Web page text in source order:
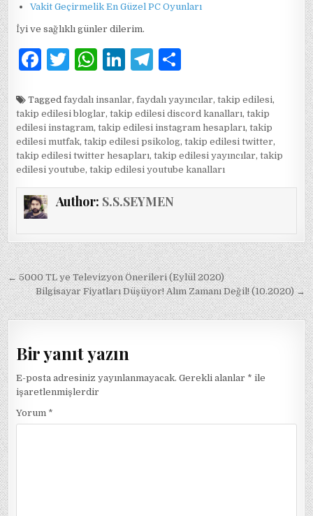
Vakit Geçirmelik En Güzel PC Oyunları
İyi ve sağlıklı günler dilerim.
F
c
e
b
o
o
k
T
it
te
r
W
at
s
A
p
p
Li
k
e
dI
n
T
e
g
ra
m
ar
e
Taggedfaydalı insanlar,faydalı yayıncılar,takip edilesi,
takip edilesi bloglar,takip edilesi discord kanalları,takip
edilesi instagram,takip edilesi instagram hesapları,takip
edilesi mutfak,takip edilesi psikolog,takip edilesi twitter,
takip edilesi twitter hesapları,takip edilesi yayıncılar,takip
edilesi youtube,takip edilesi youtube kanalları
Author: S.S.SEYMEN
Yazı
gezinmesi
← 5000 TL ye Televizyon Önerileri (Eylül 2020)
Bilgisayar Fiyatları Düşüyor! Alım Zamanı Değil! (10.2020) →
Bir yanıt yazın
E-posta adresiniz yayınlanmayacak. Gerekli alanlar * ile
işaretlenmişlerdir
Yorum *